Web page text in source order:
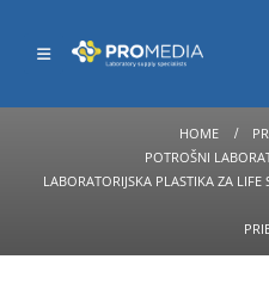
HOME
POTROŠNI
LABORATORIJSKA PLASTIKA ZA LIFE